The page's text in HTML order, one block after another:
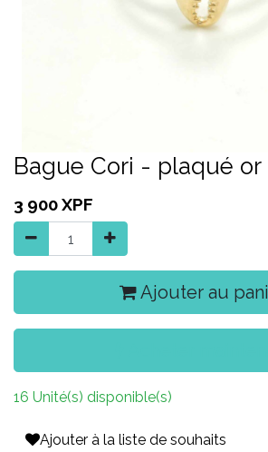
Bague Cori - plaqué or
3 900XPF
Ajouter au
16 Unité(s) disponible(s)
Ajouter à la liste de souhaits